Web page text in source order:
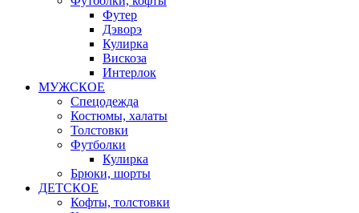
Футер
Дэворэ
Кулирка
Вискоза
Интерлок
МУЖСКОЕ
Спецодежда
Костюмы, халаты
Толстовки
Футболки
Кулирка
Брюки, шорты
ДЕТСКОЕ
Кофты, толстовки